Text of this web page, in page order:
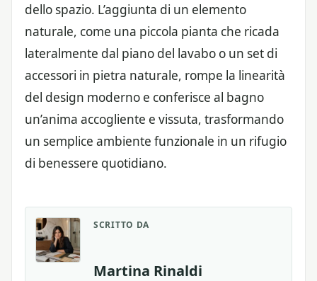
dello spazio. L’aggiunta di un elemento
naturale, come una piccola pianta che ricada
lateralmente dal piano del lavabo o un set di
accessori in pietra naturale, rompe la linearità
del design moderno e conferisce al bagno
un’anima accogliente e vissuta, trasformando
un semplice ambiente funzionale in un rifugio
di benessere quotidiano.
SCRITTO DA
Martina Rinaldi